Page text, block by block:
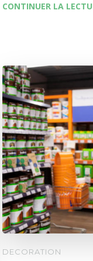
CONTINUER LA
DECORATION